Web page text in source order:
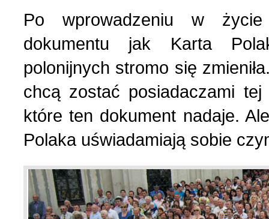
Realia ukraińskie (17)
Rocznice (1)
Spotkania (1)
Strona poetycka (1)
Strona religijna (18)
Po wprowadzeniu w życie
dokumentu jak Karta
polonijnych stromo się
chcą zostać posiadaczami
które ten dokument nadaje.
Polaka uświadamiają sobie